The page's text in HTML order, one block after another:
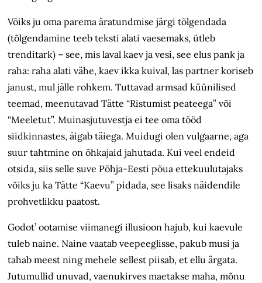
Võiks ju oma parema äratundmise järgi tõlgendada
(tõlgendamine teeb teksti alati vaesemaks, ütleb
trenditark) – see, mis laval kaev ja vesi, see elus pank ja
raha: raha alati vähe, kaev ikka kuival, las partner koriseb
janust, mul jälle rohkem. Tuttavad armsad küünilised
teemad, meenutavad Tätte “Ristumist peateega” või
“Meeletut”. Muinasjutuvestja ei tee oma tööd
siidkinnastes, äigab täiega. Muidugi olen vulgaarne, aga
suur tahtmine on õhkajaid jahutada. Kui veel endeid
otsida, siis selle suve Põhja-Eesti põua ettekuulutajaks
võiks ju ka Tätte “Kaevu” pidada, see lisaks näidendile
prohvetlikku paatost.
Godot’ ootamise viimanegi illusioon hajub, kui kaevule
tuleb naine. Naine vaatab veepeeglisse, pakub musi ja
tahab meest ning mehele sellest piisab, et ellu ärgata.
Jutumullid unuvad, vaenukirves maetakse maha, mõnu